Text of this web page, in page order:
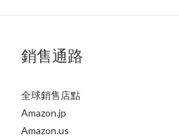
銷售通路
全球銷售店點
Amazon.jp
Amazon.us